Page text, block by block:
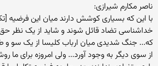
ناصر مکارم شیرازی:
با این که بسیاری کوشش دارند میان این فرضیه
خداشناسی تضاد قائل شوند و شاید از یک نظر حق
که... جنگ شدیدی میان ارباب کلیسا از یک سو و
از سوی دیگر به وجود آورد... ولی امروزه برای ما